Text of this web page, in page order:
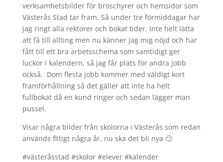
verksamhetsbilder för broschyrer och hemsidor som
Västerås Stad tar fram. Så under tre förmiddagar har
jag ringt alla rektorer och bokat tider. Inte helt lätta
att få till allting men nu känner jag mig nöjd och har
fått till ett bra arbetsschema som samtidigt ger
luckor i kalendern, så jag får plats för andra jobb
också. Dom flesta jobb kommer med väldigt kort
framförhållning så det gäller att inte ha helt
fullbokat då en kund ringer och sedan lägger man
pussel.
Visar några bilder från skolorna i Västerås som redan
används flitigt några år, nu ska det bli nya 🙂
#västeråsstad #skolor #elever #kalender